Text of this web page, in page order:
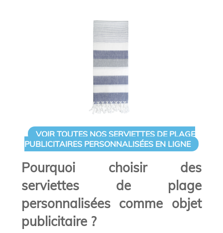
VOIR TOUTES NOS SERVIETTES DE PLAGE
PUBLICITAIRES PERSONNALISÉES EN LIGNE
Pourquoi choisir des
serviettes de plage
personnalisées comme objet
publicitaire ?